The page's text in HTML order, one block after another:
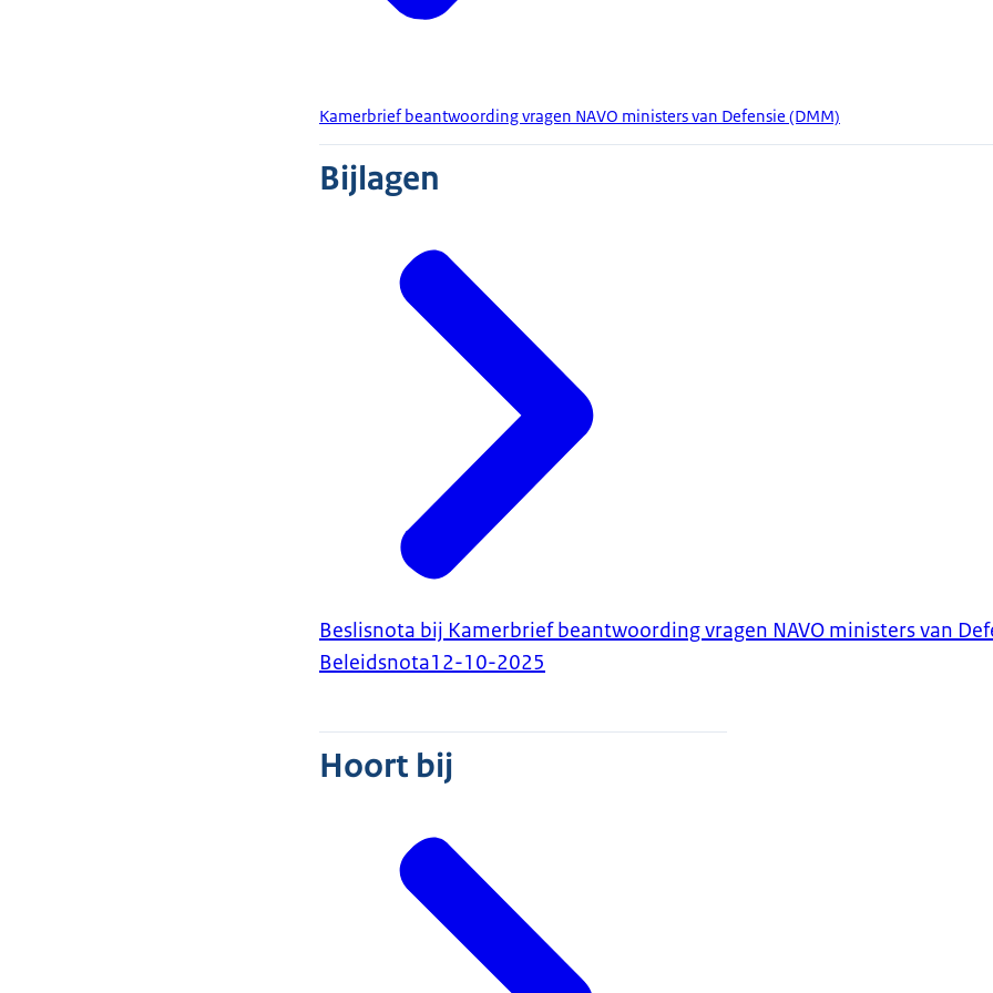
Kamerbrief beantwoording vragen NAVO ministers van Defensie (DMM)
Bijlagen
Beslisnota bij Kamerbrief beantwoording vragen NAVO ministers van
Beleidsnota12-10-2025
Hoort bij